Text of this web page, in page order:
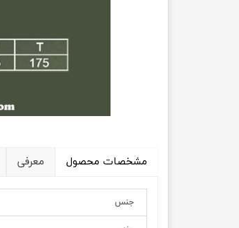
مشخصات محصول معرفی
جنس